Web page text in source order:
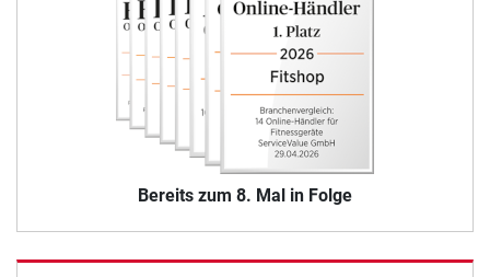
Bereits zum 8. Mal in Folge